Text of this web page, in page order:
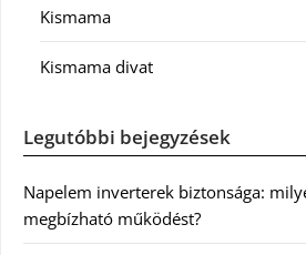
Kismama
Kismama divat
Legutóbbi bejegyzések
Napelem inverterek biztonsága:
megbízható működést?